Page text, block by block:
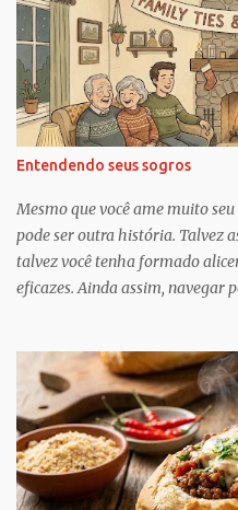
i
o
s
Entendendo seus sogros
Mesmo que você ame muito
pode ser outra história. Talvez
talvez você tenha formado
eficazes. Ainda assim, navegar
professor da Escola de Serviço
Maryland. Greif é coautor de
Daughters, Fathers, and Sons ,
Wooley, PhD, MSW, DCSW,
para compartilhar como esses
complicados, também pode ser